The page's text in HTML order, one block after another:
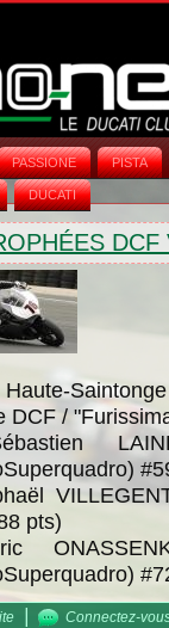
PASSIONE PISTA
DUCATI
Haute-
DCF /
pts)
de Trophées DCF
Connectez-